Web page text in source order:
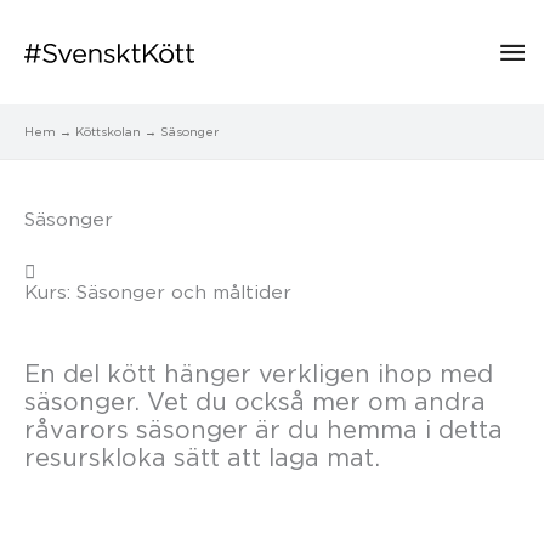
Hem Köttskolan Säsonger
Säsonger
Kurs: Säsonger och måltider
En del kött hänger verkligen ihop med
säsonger. Vet du också mer om andra
råvarors säsonger är du hemma i detta
resurskloka sätt att laga mat.